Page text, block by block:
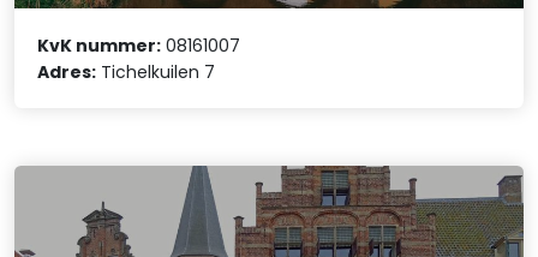
KvK nummer: 08161007
Adres: Tichelkuilen 7